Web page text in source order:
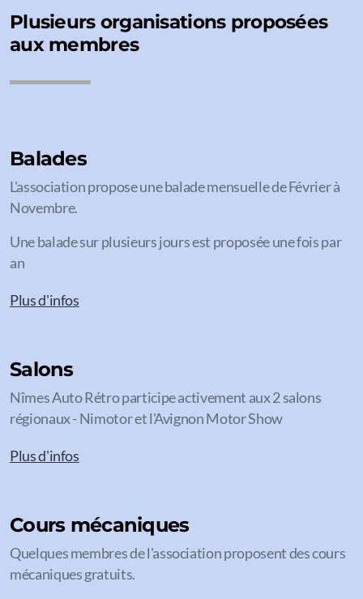
Plusieurs organisations proposées
aux membres
Balades
L'association propose une balade mensuelle de Février à
Novembre.
Une balade sur plusieurs jours est proposée une fois par
an
Plus d'infos
Salons
Nîmes Auto Rétro participe activement aux 2 salons
régionaux - Nimotor et l'Avignon Motor Show
Plus d'infos
Cours mécaniques
Quelques membres de l'association proposent des cours
mécaniques gratuits.